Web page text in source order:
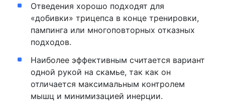
Отведения хорошо подходят для
«добивки» трицепса в конце тренировки,
пампинга или многоповторных отказных
подходов.
Наиболее эффективным считается вариант
одной рукой на скамье, так как он
отличается максимальным контролем
мышц и минимизацией инерции.